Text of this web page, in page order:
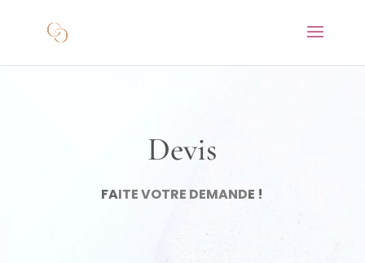
Devis
FAITE VOTRE DEMANDE !